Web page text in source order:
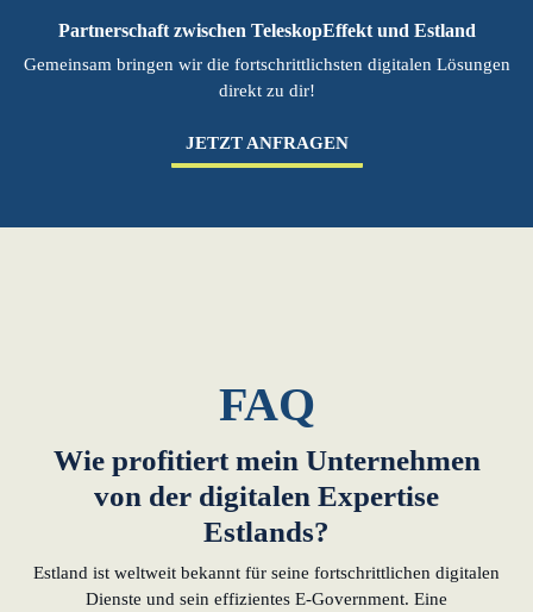
Partnerschaft zwischen TeleskopEffekt und Estland
Gemeinsam bringen wir die fortschrittlichsten digitalen Lösungen
direkt zu dir!
JETZT ANFRAGEN
FAQ
Wie profitiert mein Unternehmen
von der digitalen Expertise
Estlands?
Estland ist weltweit bekannt für seine fortschrittlichen digitalen
Dienste und sein effizientes E-Government. Eine